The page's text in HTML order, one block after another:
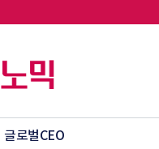
글로벌CEO